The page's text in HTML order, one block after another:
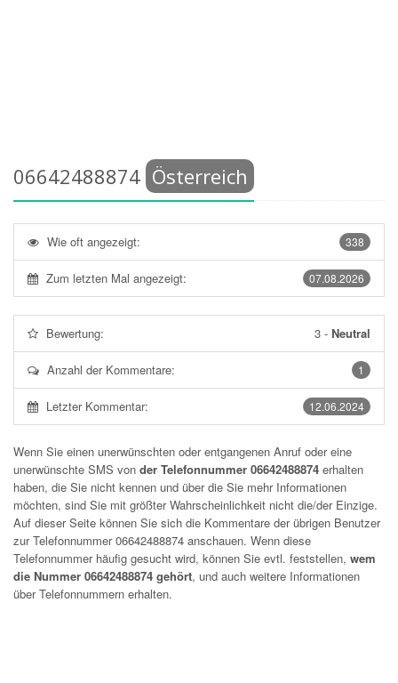
06642488874 Österreich
338
Wie oft angezeigt:
07.08.2026
Zum letzten Mal angezeigt:
Bewertung: 3 - Neutral
1
Anzahl der Kommentare:
12.06.2024
Letzter Kommentar:
Wenn Sie einen unerwünschten oder entgangenen Anruf oder eine
unerwünschte SMS von der Telefonnummer 06642488874 erhalten
haben, die Sie nicht kennen und über die Sie mehr Informationen
möchten, sind Sie mit größter Wahrscheinlichkeit nicht die/der Einzige.
Auf dieser Seite können Sie sich die Kommentare der übrigen Benutzer
zur Telefonnummer06642488874 anschauen. Wenn diese
Telefonnummer häufig gesucht wird, können Sie evtl. feststellen, wem
die Nummer 06642488874 gehört, und auch weitere Informationen
über Telefonnummern erhalten.